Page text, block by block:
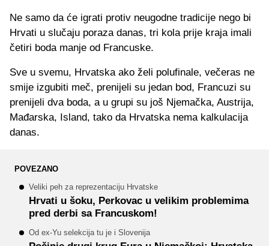
Ne samo da će igrati protiv neugodne tradicije nego bi
Hrvati u slučaju poraza danas, tri kola prije kraja imali
četiri boda manje od Francuske.
Sve u svemu, Hrvatska ako želi polufinale, večeras ne
smije izgubiti meč, prenijeli su jedan bod, Francuzi su
prenijeli dva boda, a u grupi su još Njemačka, Austrija,
Mađarska, Island, tako da Hrvatska nema kalkulacija
danas.
POVEZANO
Veliki peh za reprezentaciju Hrvatske
Hrvati u šoku, Perkovac u velikim problemima
pred derbi sa Francuskom!
Od ex-Yu selekcija tu je i Slovenija